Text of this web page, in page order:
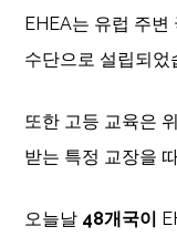
EHEA는 유럽 주
수단으로 설립되었
또한 고등 교육은
받는 특정 교장을
오늘날 48개국이